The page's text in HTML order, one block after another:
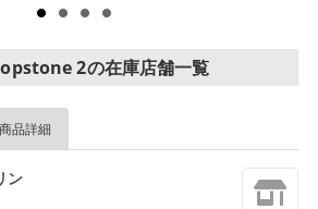
2の在庫店舗一覧
商品詳細
ン